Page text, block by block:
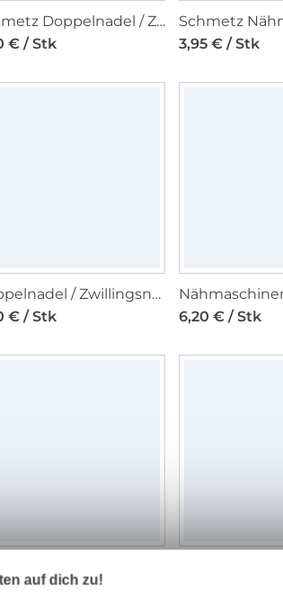
Schmetz Doppelnadel / Zwillingsnadel 130/705, Stretch 75/4,0 mm
€ / Stk
3,95 € / Stk
Doppelnadel / Zwillingsnadel 130/705, Stretch 75/4,0 mm
€ / Stk
6,20 € / Stk
€ / Stk
auf dich zu!